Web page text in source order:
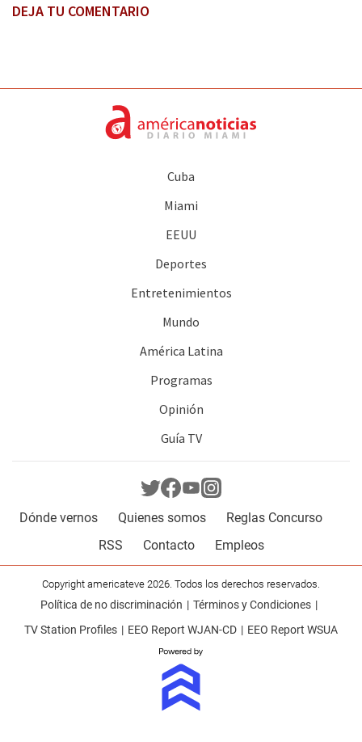
DEJA TU COMENTARIO
Cuba
Miami
EEUU
Deportes
Entretenimientos
Mundo
América Latina
Programas
Opinión
Guía TV
Dónde vernos Quienes somos
Reglas Concurso
RSS
Contacto Empleos
Copyright americateve 2026. Todos los derechos reservados.
Política de no discriminación
Términos y Condiciones
TV Station Profiles
EEO Report WJAN-CD EEO Report WSUA